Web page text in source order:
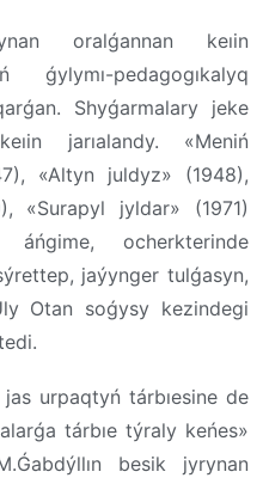
oralǵannan keıin
ǵylymı-pedagogıkalyq
Shyǵarmalary jeke
jarıalandy. «Meniń
«Altyn juldyz» (1948),
«Surapyl jyldar» (1971)
ocherkterinde
jaýynger tulǵasyn,
Otan soǵysy kezindegi
urpaqtyń tárbıesine de
tárbıe týraly keńes»
besik jyrynan